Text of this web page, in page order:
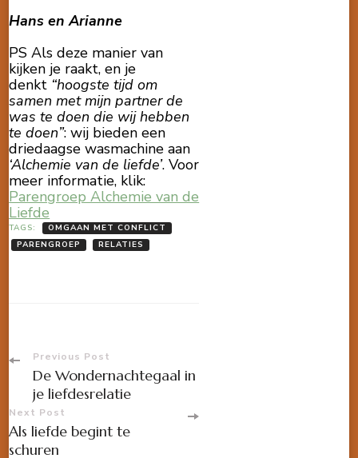
Hans en Arianne
PS Als deze manier van
kijken je raakt, en je
denkt “hoogste tijd om
samen met mijn partner de
was te doen die wij hebben
te doen”: wij bieden een
driedaagse wasmachine aan
‘Alchemie van de liefde’. Voor
meer informatie, klik:
Parengroep Alchemie van de
Liefde
TAGS:
OMGAAN MET CONFLICT
PARENGROEP
RELATIES
Post
Navigation
Previous Post
De Wondernachtegaal in
je liefdesrelatie
Next Post
Als liefde begint te
schuren